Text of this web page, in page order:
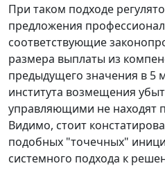
При таком подходе
предложения
соответствующие
размера выплаты из
предыдущего значения в 5
института возмещения
управляющими не находят
Видимо, стоит
подобных "точечных"
системного подхода к